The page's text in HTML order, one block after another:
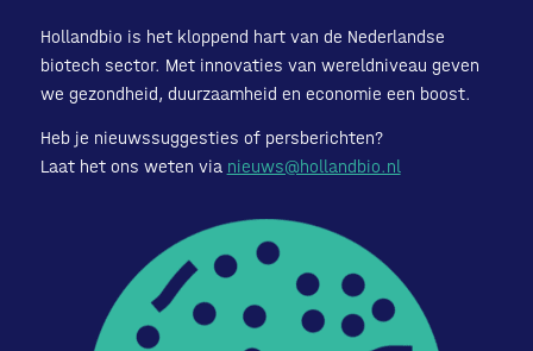
Hollandbio is het kloppend hart van de Nederlandse
biotech sector. Met innovaties van wereldniveau geven
we gezondheid, duurzaamheid en economie een boost.
Heb je nieuwssuggesties of persberichten?
Laat het ons weten via nieuws@hollandbio.nl